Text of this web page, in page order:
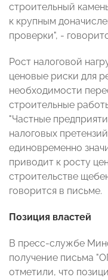
строительный
к крупным
проверки", -
Рост налоговой
ценовые риски для
необходимости
строительные
"Частные
налоговых
единовременно
приводит к росту
строительстве
говорится в письме.
Позиция властей
В пресс-службе
получение письма
отметили, что